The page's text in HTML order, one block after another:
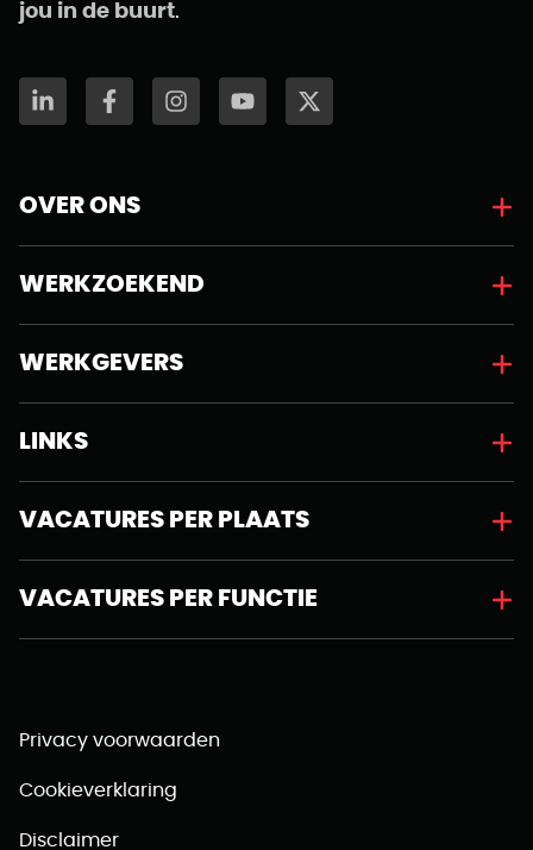
jou in de buurt.
OVER ONS
WERKZOEKEND
WERKGEVERS
LINKS
VACATURES PER PLAATS
VACATURES PER FUNCTIE
Privacy voorwaarden
Cookieverklaring
Disclaimer